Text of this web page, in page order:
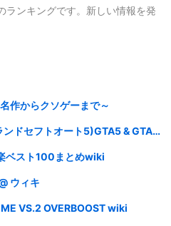
ンキングです。新しい情報を発
作からクソゲーまで～
オート5)GTA5 & GTAオンライン 攻略wiki
ベスト100まとめwiki
ウィキ
VS.2 OVERBOOST wiki